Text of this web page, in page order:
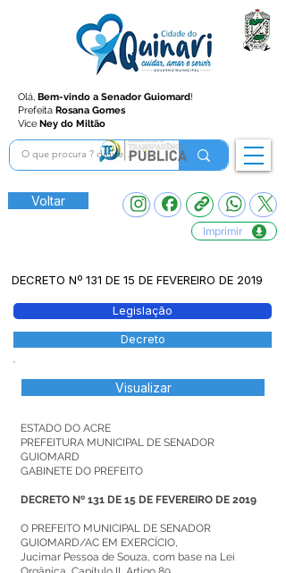
Olá, Bem-vindo a Senador Guiomard!
Prefeita Rosana Gomes
Vice Ney do Miltão
Voltar
Imprimir
DECRETO Nº 131 DE 15 DE FEVEREIRO DE 2019
Legislação
Decreto
Visualizar
ESTADO DO ACRE
PREFEITURA MUNICIPAL DE SENADOR
GUIOMARD
GABINETE DO PREFEITO
DECRETO Nº 131 DE 15 DE FEVEREIRO DE 2019
O PREFEITO MUNICIPAL DE SENADOR
GUIOMARD/AC EM EXERCÍCIO,
Jucimar Pessoa de Souza, com base na Lei